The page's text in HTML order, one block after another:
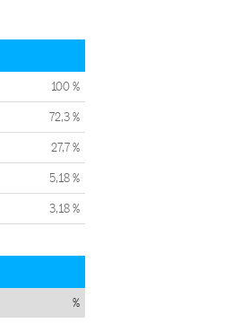
100 %
72,3 %
27,7 %
5,18 %
3,18 %
%